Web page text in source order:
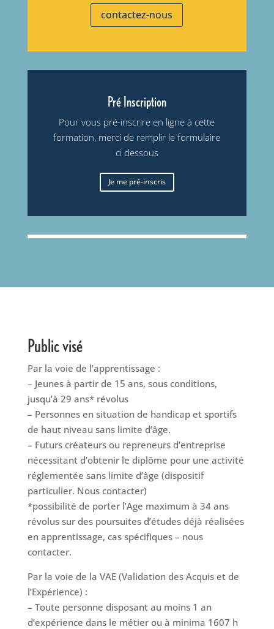
contactez-nous
Pré Inscription
Pour vous pré-inscrire en ligne à cette
formation, merci de remplir le formulaire
ci dessous
Je me pré-inscris
Public visé
Par la voie de l’apprentissage :
– Jeunes à partir de 15 ans, sous conditions,
jusqu’à 29 ans* révolus
– Personnes en situation de handicap et sportifs
de haut niveau sans limite d’âge.
– Futurs créateurs ou repreneurs d’entreprise
nécessitant d’obtenir le diplôme pour une activité
réglementée sans limite d’âge (dispositif
particulier. Nous contacter)
*possibilité de porter l’Age maximum à 34 ans
révolus sur des poursuites d’études déjà réalisées
en apprentissage, cas spécifiques – nous
contacter.
Par la voie de la VAE (Validation des Acquis et de
l’Expérience) :
– Toute personne disposant au moins 1 an
d’expérience dans le métier ou à minima 1607 h